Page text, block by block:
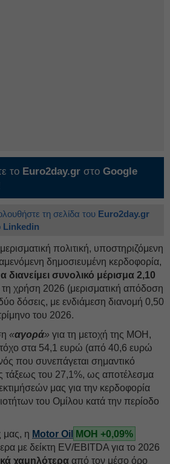
το Euro2day.gr στο Google
τη σελίδα του Euro2day.gr
Linkedin
πολιτική, υποστηριζόμενη
δημοσιευμένη κερδοφορία,
διανείμει συνολικό μέρισμα 2,10
τη χρήση 2026 (μερισματική απόδοση
δόσεις, με ενδιάμεση διανομή 0,50
του 2026.
«αγορά» για τη μετοχή της MOH,
στα 54,1 ευρώ (από 40,6 ευρώ
που συνεπάγεται σημαντικό
τάξεως του 27,1%, ως αποτέλεσμα
μας για την κερδοφορία
του Ομίλου κατά την περίοδο
μας, η Motor Oil
ΜΟΗ +0,09%
με δείκτη EV/EBITDA για το 2026
χαμηλότερα από τον μέσο όρο